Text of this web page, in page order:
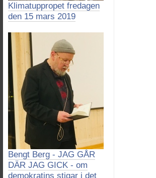
Klimatuppropet fredagen
den 15 mars 2019
Bengt Berg - JAG GÅR
DÄR JAG GICK - om
demokratins stigar i det